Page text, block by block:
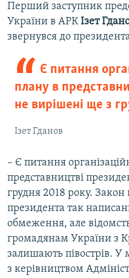
Перший заступник
України в АРКІзет
звернувся до
Є питання
плану в
не вирішені ще з
Ізет Гданов
– Є питання
представництві
грудня 2018 року.
президента так
обмеження, але
громадянам України з
залишають півострів. У
з керівництвом